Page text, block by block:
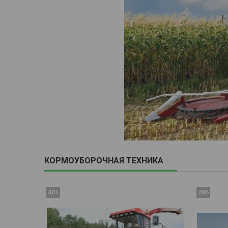
КОРМОУБОРОЧНАЯ ТЕХНИКА
401 286